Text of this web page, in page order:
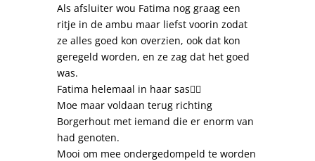
Als afsluiter wou Fatima nog graag een
ritje in de ambu maar liefst voorin zodat
ze alles goed kon overzien, ook dat kon
geregeld worden, en ze zag dat het goed
was.
Fatima helemaal in haar sas👌🏼
Moe maar voldaan terug richting
Borgerhout met iemand die er enorm van
had genoten.
Mooi om mee ondergedompeld te worden